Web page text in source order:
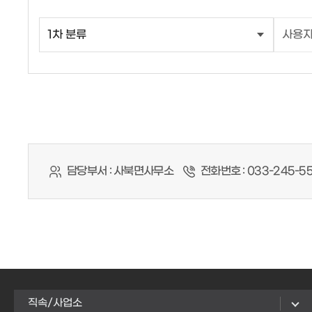
담당부서 :사북면사무소 전화번호 : 033-245-
직속/사업소